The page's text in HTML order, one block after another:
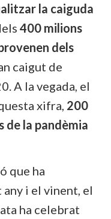
la caiguda
400 milions
dels
caigut de
A la vegada, el
xifra, 200
de la pandèmia
que ha
i el vinent, el
ha celebrat